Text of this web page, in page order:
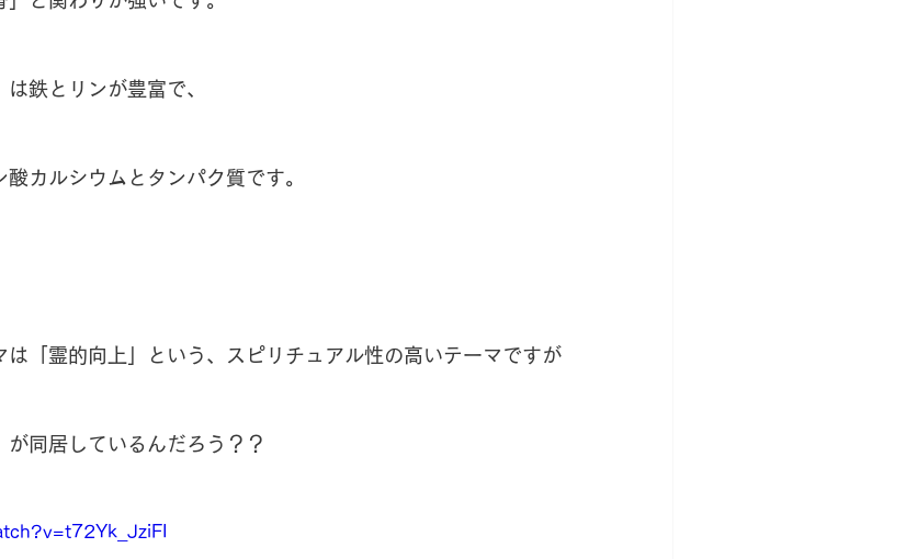
鉄とリンが豊富で、
カルシウムとタンパク質です。
は「霊的向上」という、スピリチュアル性の高いテーマですが
同居しているんだろう？？